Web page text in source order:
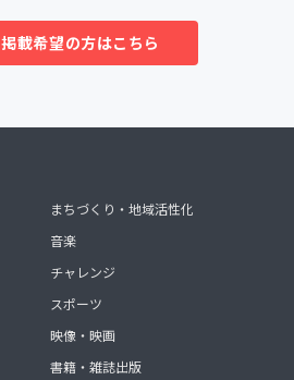
掲載希望の方はこちら
まちづくり・地域活性化
音楽
チャレンジ
スポーツ
映像・映画
書籍・雑誌出版